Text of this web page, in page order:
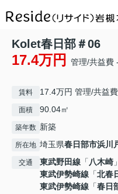
Kolet春日部＃06
17.4万円 管理/共益費 -
賃料 17.4万円 管理/共益
面積 90.04㎡
築年数 新築
所在地 埼玉県春日部市浜川
交通 東武野田線 「 八木崎
東武伊勢崎線 「北春
東武伊勢崎線 「春日